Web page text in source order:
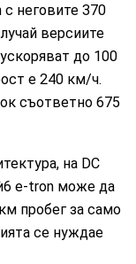
неговите 370
версиите
до 100
е 240 км/ч.
съответно 675
на DC
e-tron може да
пробег за само
се нуждае